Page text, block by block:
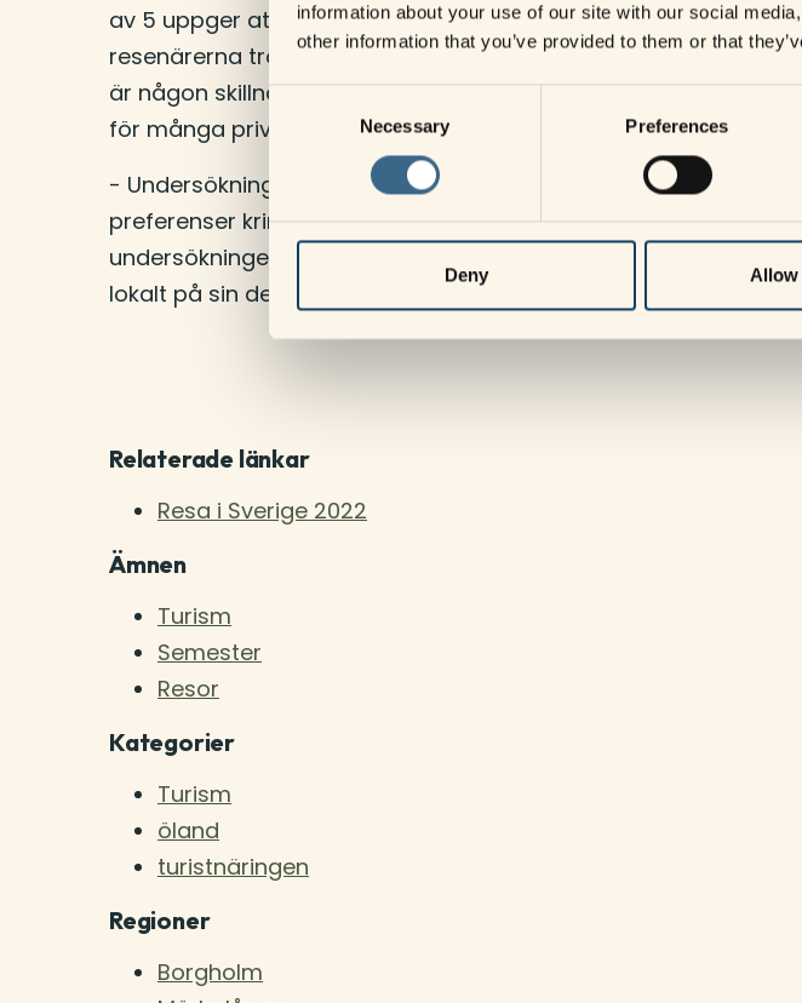
information about your use of our site with our social
other information that you’ve provided to them or that
Consent
Selection
Necessary Preferences
Deny Allow
av 5 uppger att de tycker att det är viktigt att tänka
resenärerna tror att de kommer spendera sina pengar på
är någon skillnad, men lika många svarar att de kommer
för många privatekonomier.
- Undersökningen ger viktiga insikter för våra medlemmar då
preferenser kring resande i Sverige, säger Helena Bovin,
undersökningen blir den ett viktigt verktyg för att utveckla
lokalt på sin destination.
Relaterade länkar
Resa i Sverige 2022
Ämnen
Turism
Semester
Resor
Kategorier
Turism
öland
turistnäringen
Regioner
Borgholm